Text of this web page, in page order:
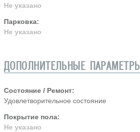
Не указано
Парковка:
Не указано
ДОПОЛНИТЕЛЬНЫЕ ПАРАМЕТРЫ
Состояние / Ремонт:
Удовлетворительное состояние
Покрытие пола:
Не указано